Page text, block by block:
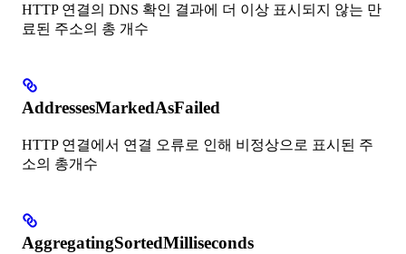
HTTP 연결의 DNS 확인 결과에 더 이상 표시되지 않는 만
료된 주소의 총 개수
AddressesMarkedAsFailed
HTTP 연결에서 연결 오류로 인해 비정상으로 표시된 주
소의 총개수
AggregatingSortedMilliseconds